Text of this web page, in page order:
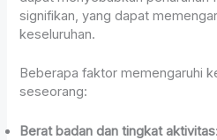
signifikan, yang dapat
keseluruhan.
Beberapa faktor memengaruhi
seseorang:
Berat badan dan tingkat aktivitas